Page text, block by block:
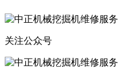
关注公众号